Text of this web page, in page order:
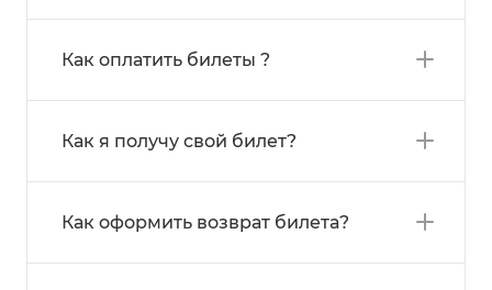
Как оплатить билеты ?
Как я получу свой билет?
Как оформить возврат билета?